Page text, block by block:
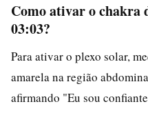
Como ativar o chakra
03:03?
Para ativar o plexo solar,
amarela na região
afirmando "Eu sou